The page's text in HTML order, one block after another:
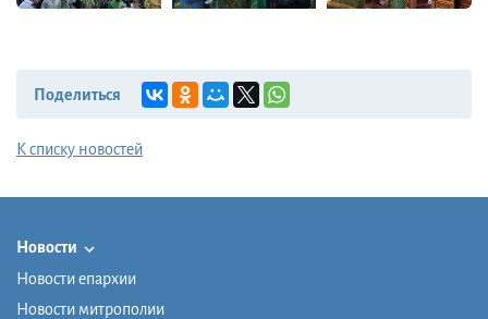
Поделиться
К списку новостей
Новости
Новости епархии
Новости митрополии